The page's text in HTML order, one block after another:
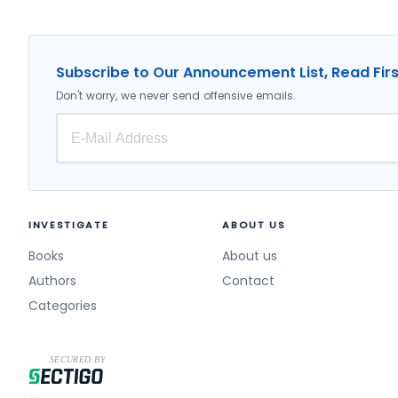
Psikoloji (7)
İletişim (7)
Kişisel Gelişim (7)
Ekonomi, Finans (7)
Yapay Zeka (6)
İşçi Sağlığı, İş Güvenliği (6)
Siyaset Bilimi (6)
Programlama (6)
Araştırma - İnceleme (5)
Subscribe to Our Announcement List, Read
Don't worry, we never send offensive emails.
INVESTIGATE
Books
Authors
Categories
ABOUT US
About us
Contact